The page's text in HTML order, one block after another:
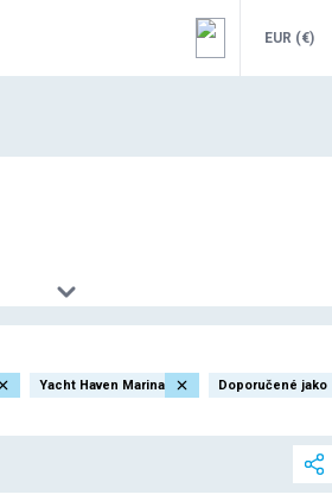
EUR (€)
Yacht Haven Marina Doporučené jako